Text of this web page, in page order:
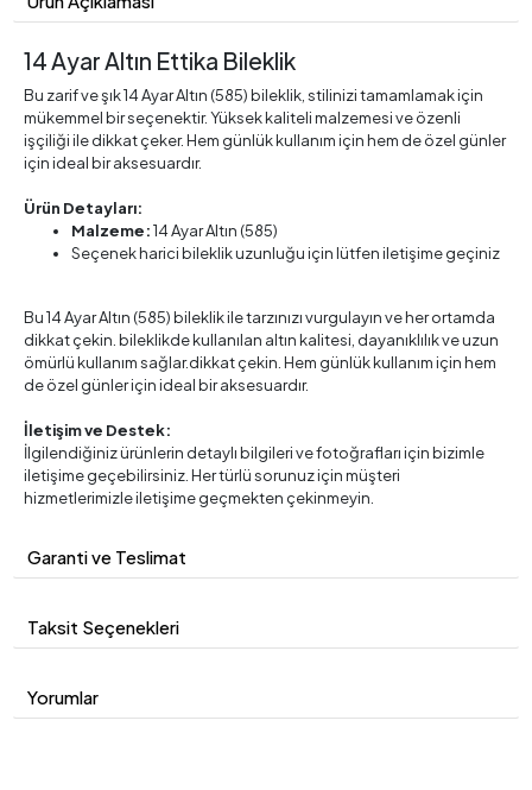
14 Ayar Altın Ettika Bileklik
Bu zarif ve şık 14 Ayar Altın (585) bileklik, stilinizi tamamlamak için
mükemmel bir seçenektir. Yüksek kaliteli malzemesi ve özenli
işçiliği ile dikkat çeker. Hem günlük kullanım için hem de özel günler
için ideal bir aksesuardır.
Ürün Detayları:
Malzeme:14 Ayar Altın (585)
Seçenek harici bileklik uzunluğu için lütfen iletişime geçiniz
Bu 14 Ayar Altın (585) bileklik ile tarzınızı vurgulayın ve her ortamda
dikkat çekin. bileklikde kullanılan altın kalitesi, dayanıklılık ve uzun
ömürlü kullanım sağlar.dikkat çekin. Hem günlük kullanım için hem
de özel günler için ideal bir aksesuardır.
İletişim ve Destek:
İlgilendiğiniz ürünlerin detaylı bilgileri ve fotoğrafları için bizimle
iletişime geçebilirsiniz. Her türlü sorunuz için müşteri
hizmetlerimizle iletişime geçmekten çekinmeyin.
Garanti ve Teslimat
Taksit Seçenekleri
Yorumlar